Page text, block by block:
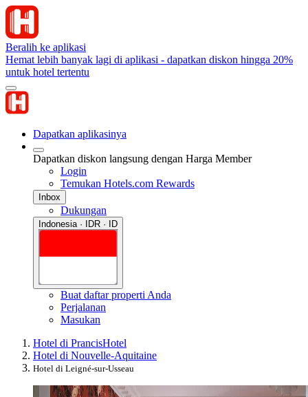
Beralih ke aplikasi
Hemat lebih banyak lagi di aplikasi - dapatkan diskon hingga 20%
untuk hotel tertentu
Dapatkan aplikasinya
Dapatkan diskon langsung dengan Harga Member
Login
Temukan Hotels.com Rewards
Inbox
Dukungan
Indonesia · IDR · ID
Buat daftar properti Anda
Perjalanan
Masukan
Hotel di PrancisHotel
Hotel di Nouvelle-Aquitaine
Hotel di Leigné-sur-Usseau